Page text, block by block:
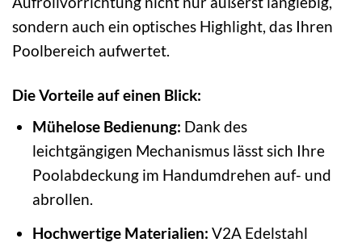
sondern auch ein optisches Highlight, das Ihren
Poolbereich aufwertet.
Die Vorteile auf einen Blick:
Mühelose Bedienung: Dank des
leichtgängigen Mechanismus lässt sich Ihre
Poolabdeckung im Handumdrehen auf- und
abrollen.
Hochwertige Materialien: V2A Edelstahl